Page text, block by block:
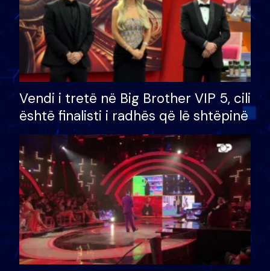
Vendi i tretë në Big Brother VIP 5, cili
është finalisti i radhës që lë shtëpinë